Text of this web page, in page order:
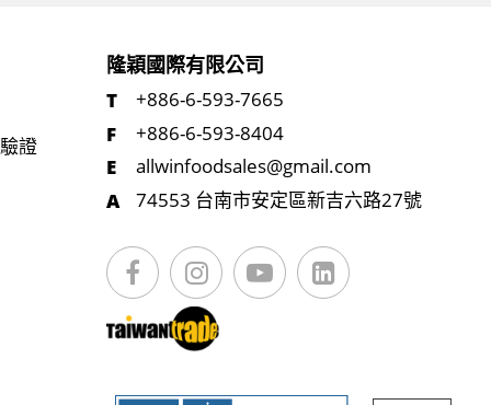
證
隆穎國際有限公司
+886-6-593-7665
+886-6-593-8404
allwinfoodsales@gmail.com
74553 台南市安定區新吉六路27號